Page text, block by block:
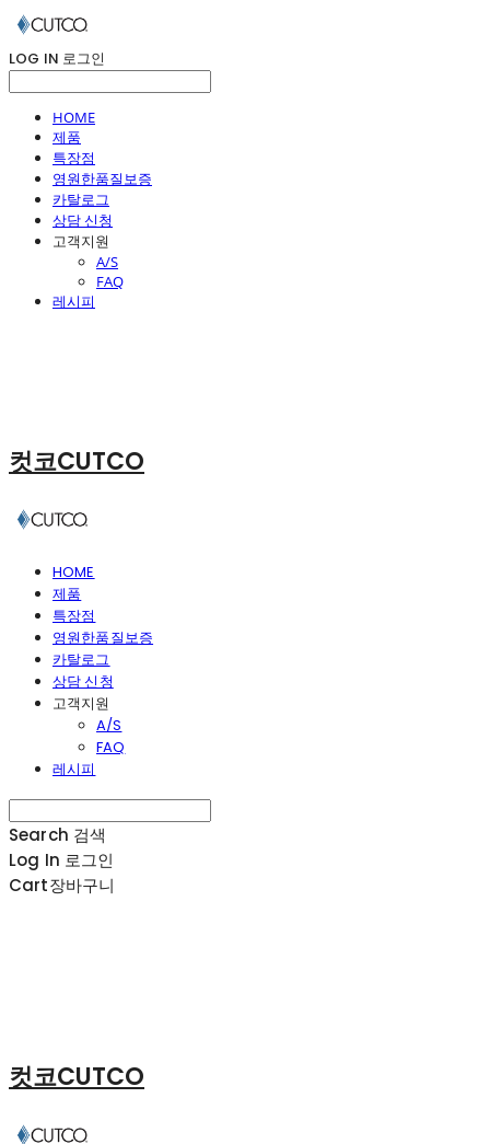
LOG IN 로그인
HOME
제품
특장점
영원한품질보증
카탈로그
상담 신청
고객지원
A/S
FAQ
레시피
컷코CUTCO
HOME
제품
특장점
영원한품질보증
카탈로그
상담 신청
고객지원
A/S
FAQ
레시피
Search 검색
Log In 로그인
Cart장바구니
컷코CUTCO